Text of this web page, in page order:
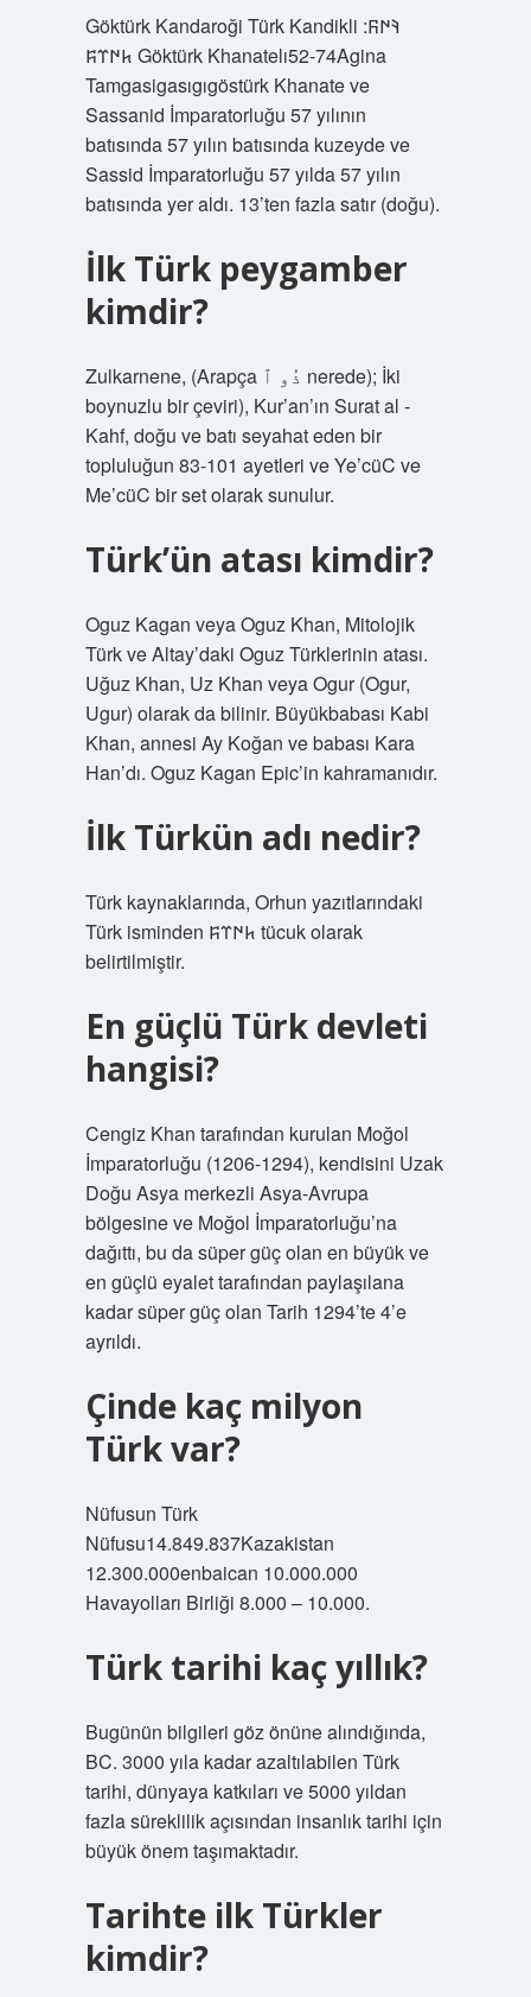
Göktürk Kandaroği Türk Kandikli 𐰚𐰇𐰜:
𐱅𐰇𐰼𐰰 Göktürk Khanatelı52-74Agina
Tamgasigasıgıgöstürk Khanate ve
Sassanid İmparatorluğu 57 yılının
batısında 57 yılın batısında kuzeyde ve
Sassid İmparatorluğu 57 yılda 57 yılın
batısında yer aldı. 13’ten fazla satır (doğu).
İlk Türk peygamber
kimdir?
Zulkarnene, (Arapça ذُو ٱ nerede); İki
boynuzlu bir çeviri), Kur’an’ın Surat al -
Kahf, doğu ve batı seyahat eden bir
topluluğun 83-101 ayetleri ve Ye’cüC ve
Me’cüC bir set olarak sunulur.
Türk’ün atası kimdir?
Oguz Kagan veya Oguz Khan, Mitolojik
Türk ve Altay’daki Oguz Türklerinin atası.
Uğuz Khan, Uz Khan veya Ogur (Ogur,
Ugur) olarak da bilinir. Büyükbabası Kabi
Khan, annesi Ay Koğan ve babası Kara
Han’dı. Oguz Kagan Epic’in kahramanıdır.
İlk Türkün adı nedir?
Türk kaynaklarında, Orhun yazıtlarındaki
Türk isminden 𐱅𐰇𐰼𐰰 tücuk olarak
belirtilmiştir.
En güçlü Türk devleti
hangisi?
Cengiz Khan tarafından kurulan Moğol
İmparatorluğu (1206-1294), kendisini Uzak
Doğu Asya merkezli Asya-Avrupa
bölgesine ve Moğol İmparatorluğu’na
dağıttı, bu da süper güç olan en büyük ve
en güçlü eyalet tarafından paylaşılana
kadar süper güç olan Tarih 1294’te 4’e
ayrıldı.
Çinde kaç milyon
Türk var?
Nüfusun Türk
Nüfusu14.849.837Kazakistan
12.300.000enbaican 10.000.000
Havayolları Birliği 8.000 – 10.000.
Türk tarihi kaç yıllık?
Bugünün bilgileri göz önüne alındığında,
BC. 3000 yıla kadar azaltılabilen Türk
tarihi, dünyaya katkıları ve 5000 yıldan
fazla süreklilik açısından insanlık tarihi için
büyük önem taşımaktadır.
Tarihte ilk Türkler
kimdir?